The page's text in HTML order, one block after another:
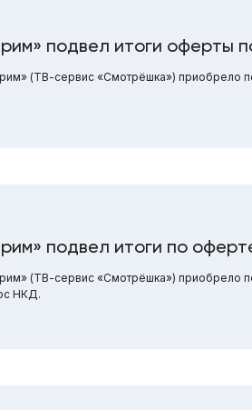
подвел итоги оферты
(ТВ-сервис «Смотрёшка») приобрело
подвел итоги по
(ТВ-сервис «Смотрёшка») приобрело
НКД.